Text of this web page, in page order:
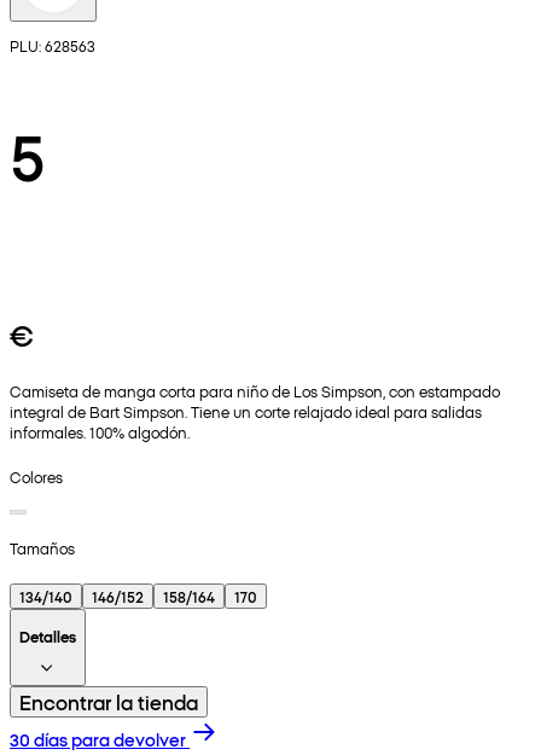
PLU: 628563
5
€
Camiseta de manga corta para niño de Los Simpson, con estampado
integral de Bart Simpson. Tiene un corte relajado ideal para salidas
informales. 100% algodón.
Colores
Tamaños
134/140 146/152 158/164
170
Detalles
Encontrar la tienda
30 días para devolver